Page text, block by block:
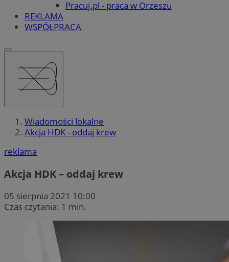
Pracuj.pl - praca w Orzeszu
REKLAMA
WSPÓŁPRACA
Wiadomości lokalne
Akcja HDK - oddaj krew
reklama
Akcja HDK – oddaj krew
05 sierpnia 2021 10:00
Czas czytania: 1 min.